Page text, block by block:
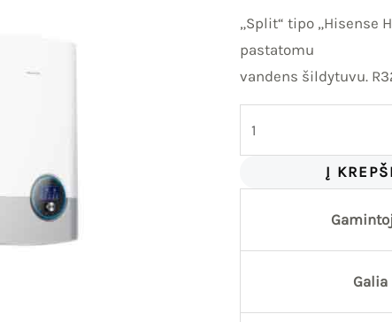
„Split“ tipo „Hisense
pastatomu
vandens šildytuvu.
Į
Galia